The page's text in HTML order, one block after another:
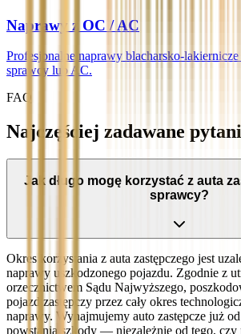
Naprawy z OC / AC
Profesjonalne naprawy blacharsko-
sprawcy lub AC.
FAQ
Najczęściej zadawane
Jak długo mogę korzystać z auta
sprawcy?
Okres korzystania z auta zastępczego jest
naprawy uszkodzonego pojazdu. Zgodnie z
orzecznictwem Sądu Najwyższego,
pojazd zastępczy przez cały okres
naprawy. Wynajmujemy auto zastępcze już
powstania szkody — niezależnie od tego, czy